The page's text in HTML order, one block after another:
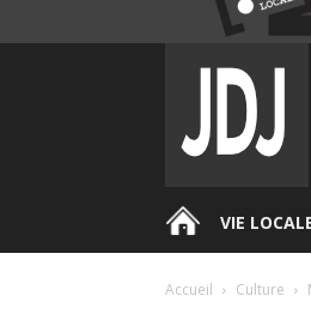
. VIE
Accueil Culture